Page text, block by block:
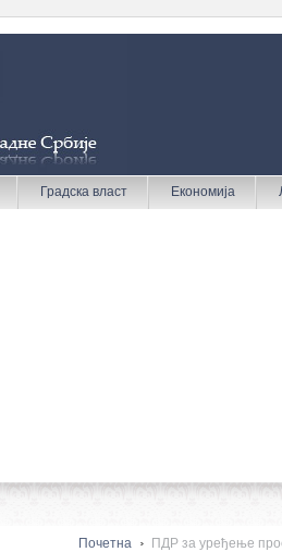
Градска власт Економија
Почетна ПДР за уређење